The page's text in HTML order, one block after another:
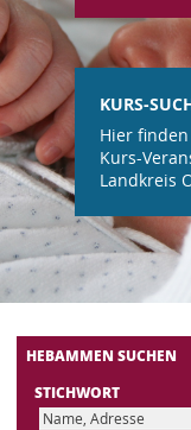
KURS-
Hier
Kurs-
Landkreis
HEBAMMEN SUCHEN
STICHWORT